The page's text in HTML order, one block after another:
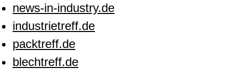
news-in-industry.de
industrietreff.de
packtreff.de
blechtreff.de